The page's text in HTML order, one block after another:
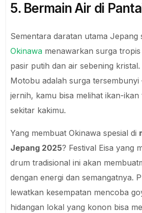
5. Bermain Air di
Sementara daratan utama Jepang
Okinawa menawarkan surga
pasir putih dan air sebening kristal.
Motobu adalah surga tersembunyi
jernih, kamu bisa melihat ikan-
sekitar kakimu.
Yang membuat Okinawa spesial di
Jepang 2025? Festival Eisa yang
drum tradisional ini akan
dengan energi dan semangatnya.
lewatkan kesempatan mencoba
hidangan lokal yang konon bisa